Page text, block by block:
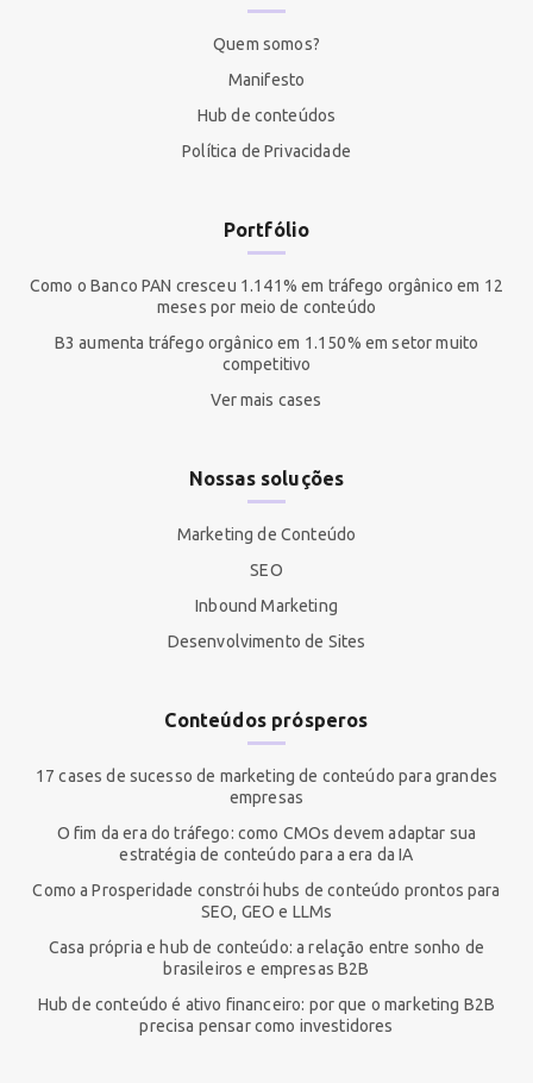
Quem somos?
Manifesto
Hub de conteúdos
Política de Privacidade
Portfólio
Como o Banco PAN cresceu 1.141% em tráfego orgânico em 12
meses por meio de conteúdo
B3 aumenta tráfego orgânico em 1.150% em setor muito
competitivo
Ver mais cases
Nossas soluções
Marketing de Conteúdo
SEO
Inbound Marketing
Desenvolvimento de Sites
Conteúdos prósperos
17 cases de sucesso de marketing de conteúdo para grandes
empresas
O fim da era do tráfego: como CMOs devem adaptar sua
estratégia de conteúdo para a era da IA
Como a Prosperidade constrói hubs de conteúdo prontos para
SEO, GEO e LLMs
Casa própria e hub de conteúdo: a relação entre sonho de
brasileiros e empresas B2B
Hub de conteúdo é ativo financeiro: por que o marketing B2B
precisa pensar como investidores